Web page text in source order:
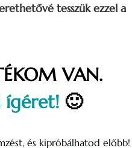
tesszük ezzel a
VAN.
ígéret! 🙂
és kipróbálhatod előbb!